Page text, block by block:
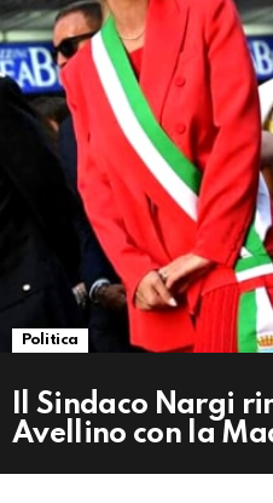
Politica
Il Sindaco Nargi
Avellino con la